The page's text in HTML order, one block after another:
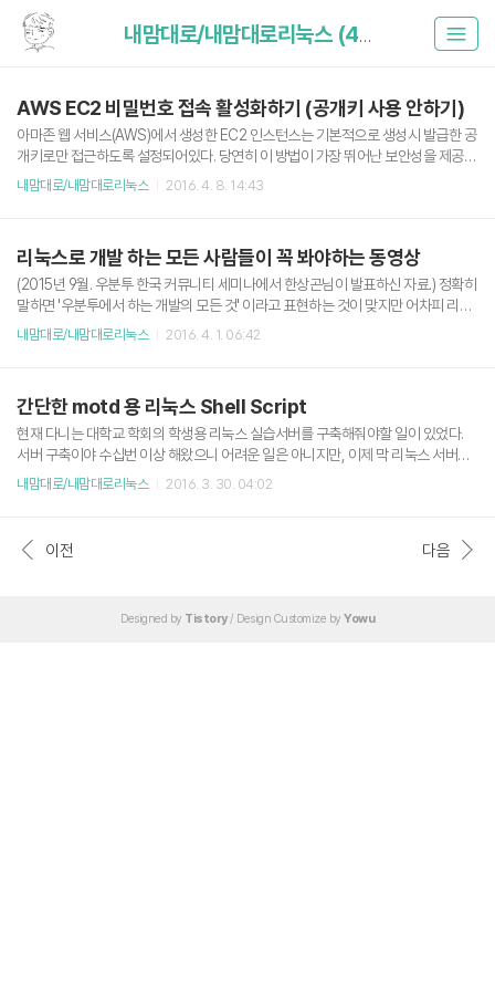
내맘대로/내맘대로리눅스 (43)
AWS EC2 비밀번호 접속 활성화하기 (공개키 사용 안하기)
아마존 웹 서비스(AWS)에서 생성한 EC2 인스턴스는 기본적으로 생성시 발급한 공
개키로만 접근하도록 설정되어있다. 당연히 이 방법이 가장 뛰어난 보안성을 제공하
지만 경우에 따라서 Password Access가 필요한 상황도 있다. 다음과 같이 설정
ange to yes (NOT RECOMMENDED)PermitEmptyPasswords no # Chan
ge to yes to enable challenge..
내맘대로/내맘대로리눅스 2016. 4. 8. 14:43
리눅스로 개발 하는 모든 사람들이 꼭 봐야하는 동영상
(2015년 9월. 우분투 한국 커뮤니티 세미나에서 한상곤님이 발표하신 자료.) 정확히
말하면 '우분투에서 하는 개발의 모든 것' 이라고 표현하는 것이 맞지만 어차피 리눅
스 커널 기반이면 그 친구가 그 친구 아닐까 생각한다. 동영상에서 한상곤님은 개발
정도 덕력이 있다면 이해 200%가능. 나는 아직 부족...) 나도 한 5번 정도 본거같다.
터미널을 사용한 개발이 잦은 분들은 꼭 한번 쯤 보시는걸 추천. 동영상 내용 요약파
이프(|)와 리다이렉션(>)을 잘 사용할 수..
내맘대로/내맘대로리눅스 2016. 4. 1. 06:42
간단한 motd 용 리눅스 Shell Script
현재 다니는 대학교 학회의 학생용 리눅스 실습서버를 구축해줘야할 일이 있었다.
서버 구축이야 수십번 이상 해왔으니 어려운 일은 아니지만, 이제 막 리눅스 서버를
처음 접해보고 멘붕할 후배들을 위해 간단한 motd (message of the day)를 매우
많이 변경되었더라. /etc/update-motd.d/ 하위에 여러 스크립트가 있는데 조건에
따라 특정 스크립트를 motd로 보여주거나 안보여주거나 하는 듯하다. 이 친구들을
내맘대로/내맘대로리눅스 2016. 3. 30. 04:02
이전 다음
Designed by Tistory/ Design Customize by Yowu